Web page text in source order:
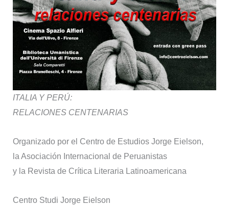
ITALIA Y PERÚ:
RELACIONES CENTENARIAS
Organizado por el Centro de Estudios Jorge Eielson,
la Asociación Internacional de Peruanistas
y la Revista de Crítica Literaria Latinoamericana
Centro Studi Jorge Eielson